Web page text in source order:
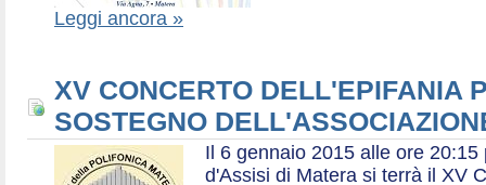
Leggi ancora »
XV CONCERTO DELL'EPIFANIA
SOSTEGNO
Il 6 gennaio 2015 alle ore
d'Assisi di Matera si terrà il XV